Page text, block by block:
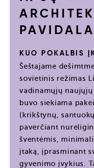
KUO POKALBIS
Šeštajame
sovietinis režimas
vadinamųjų
buvo siekiama
(krikštynų,
paverčiant
šventėmis,
įtaką, įprasminant
gyvenimo įvykius.